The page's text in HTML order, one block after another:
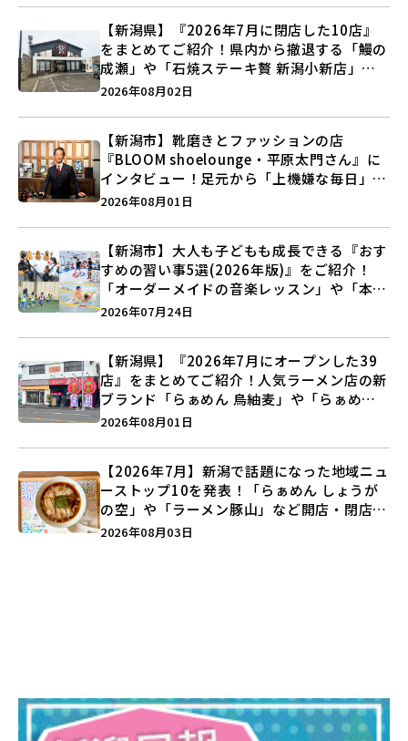
【新潟県】『2026年7月に閉店した10店』
をまとめてご紹介！県内から撤退する「鰻の
成瀬」や「石焼ステーキ贅 新潟小新店」が
営業に幕…。
2026年08月02日
【新潟市】靴磨きとファッションの店
『BLOOM shoelounge・平原太門さん』に
インタビュー！足元から「上機嫌な毎日」を
つくる装いの提案とは？
2026年08月01日
【新潟市】大人も子どもも成長できる『おす
すめの習い事5選(2026年版)』をご紹介！
「オーダーメイドの音楽レッスン」や「本格
キックボクシング」で新しい自分を見つけよ
2026年07月24日
【新潟県】『2026年7月にオープンした39
店』をまとめてご紹介！人気ラーメン店の新
ブランド「らぁめん 鳥紬麦」や「らぁめん
しょうがの空」など盛りだくさん♪
2026年08月01日
【2026年7月】新潟で話題になった地域ニュ
ーストップ10を発表！「らぁめん しょうが
の空」や「ラーメン豚山」など開店・閉店の
注目記事をランキングでご紹介♪
2026年08月03日